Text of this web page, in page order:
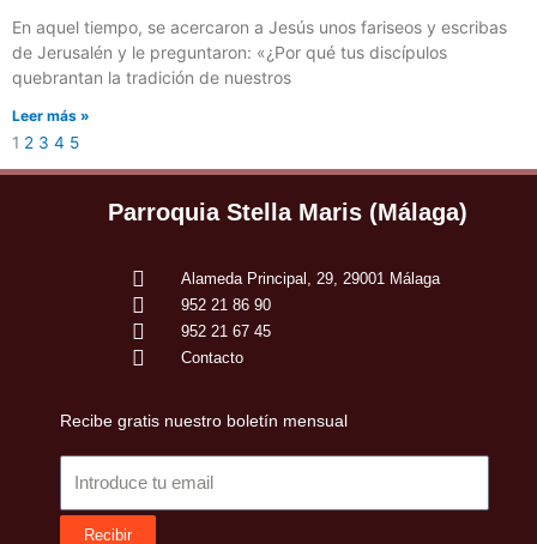
En aquel tiempo, se acercaron a Jesús unos fariseos y escribas
de Jerusalén y le preguntaron: «¿Por qué tus discípulos
quebrantan la tradición de nuestros
Leer más »
1 2 3 4 5
Parroquia Stella Maris (Málaga)
Alameda Principal, 29, 29001 Málaga
952 21 86 90
952 21 67 45
Contacto
Recibe gratis nuestro boletín mensual
Recibir